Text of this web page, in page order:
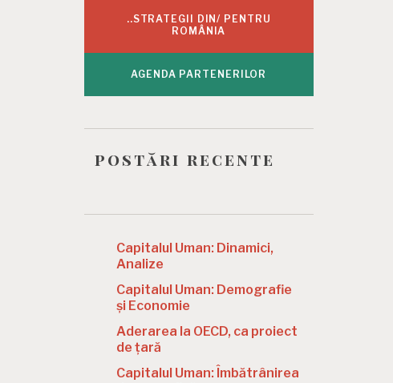
..STRATEGII DIN/ PENTRU
ROMÂNIA
AGENDA PARTENERILOR
postări recente
Capitalul Uman: Dinamici,
Analize
Capitalul Uman: Demografie
și Economie
Aderarea la OECD, ca proiect
de țară
Capitalul Uman: Îmbătrânirea